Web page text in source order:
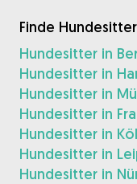
Finde Hundesitter
Hundesitter in
Hundesitter in
Hundesitter in
Hundesitter in
Hundesitter in
Hundesitter in
Hundesitter in